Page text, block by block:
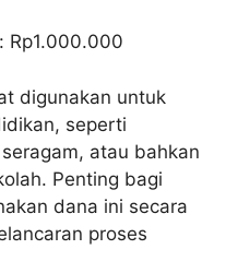
Rp1.000.000
digunakan untuk
seperti
atau bahkan
Penting bagi
dana ini secara
proses